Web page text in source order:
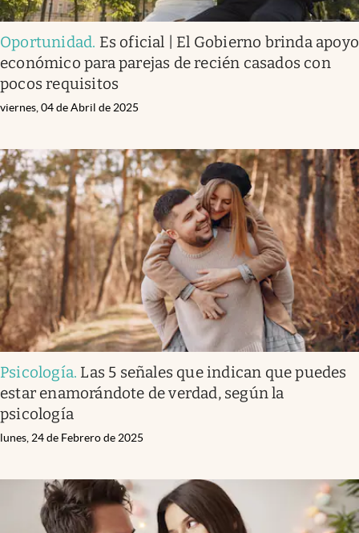
Oportunidad. Es oficial | El Gobierno brinda apoyo
económico para parejas de recién casados con
pocos requisitos
viernes, 04 de Abril de 2025
Psicología. Las 5 señales que indican que puedes
estar enamorándote de verdad, según la
psicología
lunes, 24 de Febrero de 2025